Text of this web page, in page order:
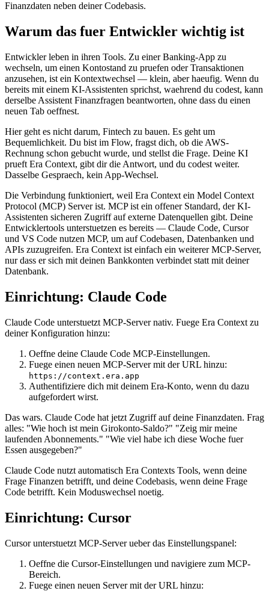
Finanzdaten neben deiner Codebasis.
Warum das fuer Entwickler wichtig ist
Entwickler leben in ihren Tools. Zu einer Banking-App zu
wechseln, um einen Kontostand zu pruefen oder Transaktionen
anzusehen, ist ein Kontextwechsel — klein, aber haeufig. Wenn du
bereits mit einem KI-Assistenten sprichst, waehrend du codest, kann
derselbe Assistent Finanzfragen beantworten, ohne dass du einen
neuen Tab oeffnest.
Hier geht es nicht darum, Fintech zu bauen. Es geht um
Bequemlichkeit. Du bist im Flow, fragst dich, ob die AWS-
Rechnung schon gebucht wurde, und stellst die Frage. Deine KI
prueft Era Context, gibt dir die Antwort, und du codest weiter.
Dasselbe Gespraech, kein App-Wechsel.
Die Verbindung funktioniert, weil Era Context ein Model Context
Protocol (MCP) Server ist. MCP ist ein offener Standard, der KI-
Assistenten sicheren Zugriff auf externe Datenquellen gibt. Deine
Entwicklertools unterstuetzen es bereits — Claude Code, Cursor
und VS Code nutzen MCP, um auf Codebasen, Datenbanken und
APIs zuzugreifen. Era Context ist einfach ein weiterer MCP-Server,
nur dass er sich mit deinen Bankkonten verbindet statt mit deiner
Datenbank.
Einrichtung: Claude Code
Claude Code unterstuetzt MCP-Server nativ. Fuege Era Context zu
deiner Konfiguration hinzu:
Oeffne deine Claude Code MCP-Einstellungen.
Fuege einen neuen MCP-Server mit der URL hinzu:
https://context.era.app
Authentifiziere dich mit deinem Era-Konto, wenn du dazu
aufgefordert wirst.
Das wars. Claude Code hat jetzt Zugriff auf deine Finanzdaten. Frag
alles: "Wie hoch ist mein Girokonto-Saldo?" "Zeig mir meine
laufenden Abonnements." "Wie viel habe ich diese Woche fuer
Essen ausgegeben?"
Claude Code nutzt automatisch Era Contexts Tools, wenn deine
Frage Finanzen betrifft, und deine Codebasis, wenn deine Frage
Code betrifft. Kein Moduswechsel noetig.
Einrichtung: Cursor
Cursor unterstuetzt MCP-Server ueber das Einstellungspanel:
Oeffne die Cursor-Einstellungen und navigiere zum MCP-
Bereich.
Fuege einen neuen Server mit der URL hinzu: